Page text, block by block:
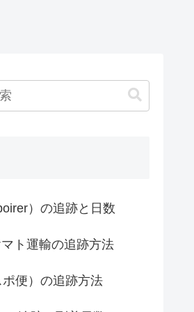
）の追跡と日数
ト運輸の追跡方法
便）の追跡方法